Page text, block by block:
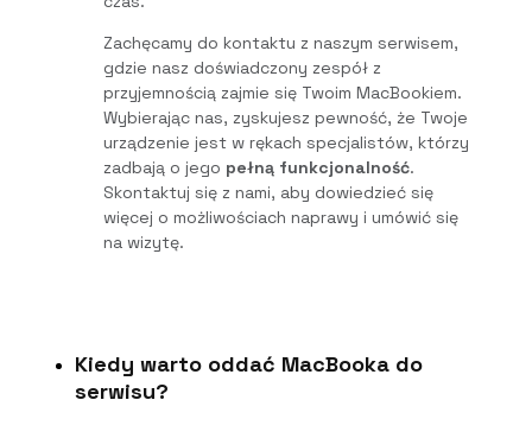
Zachęcamy do kontaktu z naszym serwisem,
gdzie nasz doświadczony zespół z
przyjemnością zajmie się Twoim MacBookiem.
Wybierając nas, zyskujesz pewność, że Twoje
urządzenie jest w rękach specjalistów, którzy
zadbają o jego pełną funkcjonalność.
Skontaktuj się z nami, aby dowiedzieć się
więcej o możliwościach naprawy i umówić się
na wizytę.
Kiedy warto oddać MacBooka do
serwisu?